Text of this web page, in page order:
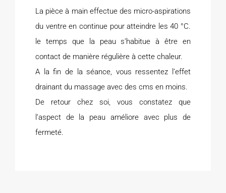
La pièce à main effectue des micro-aspirations
du ventre en continue pour atteindre les 40 °C.
le temps que la peau s’habitue à être en
contact de manière régulière à cette chaleur.
A la fin de la séance, vous ressentez l’effet
drainant du massage avec des cms en moins.
De retour chez soi, vous constatez que
l’aspect de la peau améliore avec plus de
fermeté.